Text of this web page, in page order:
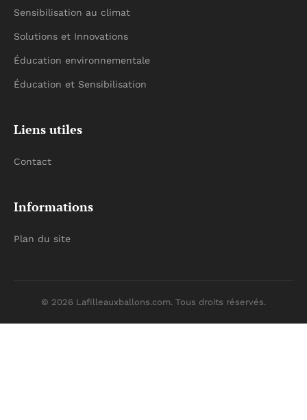
Sensibilisation au climat
Solutions et Innovations
Éducation environnementale
Éducation et Sensibilisation
Liens utiles
Contact
Informations
Plan du site
© 2026 Lafilleauxballons.com. Tous droits réservés.